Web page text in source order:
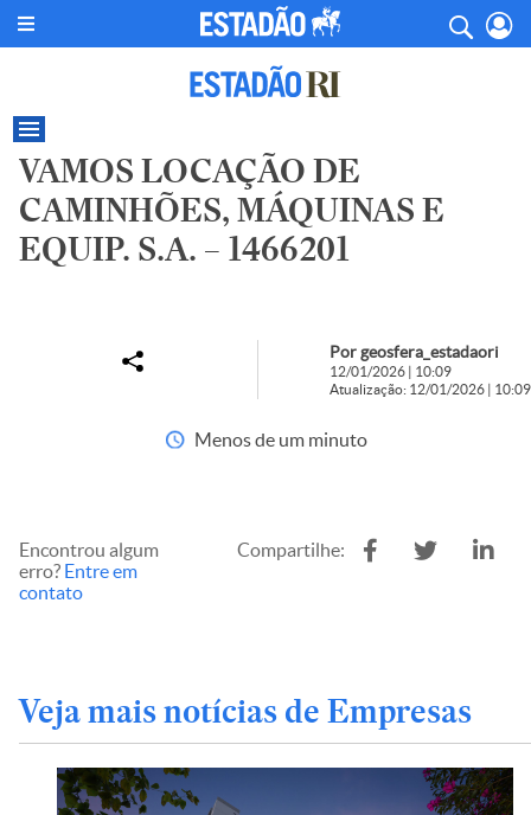
VAMOS LOCAÇÃO DE
CAMINHÕES, MÁQUINAS E
EQUIP. S.A. – 1466201
Por geosfera_estadaori
12/01/2026 | 10:09
Atualização: 12/01/2026 | 10:09
Menos de um minuto
Encontrou algum
erro? Entre em
contato
Compartilhe:
Veja mais notícias de Empresas